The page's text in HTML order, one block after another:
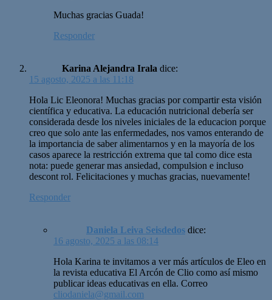
Muchas gracias Guada!
Responder
Karina Alejandra Irala dice:
15 agosto, 2025 a las 11:18
Hola Lic Eleonora! Muchas gracias por compartir esta visión
científica y educativa. La educación nutricional debería ser
considerada desde los niveles iniciales de la educacion porque
creo que solo ante las enfermedades, nos vamos enterando de
la importancia de saber alimentarnos y en la mayoría de los
casos aparece la restricción extrema que tal como dice esta
nota: puede generar mas ansiedad, compulsion e incluso
descont rol. Felicitaciones y muchas gracias, nuevamente!
Responder
Daniela Leiva Seisdedos dice:
16 agosto, 2025 a las 08:14
Hola Karina te invitamos a ver más artículos de Eleo en
la revista educativa El Arcón de Clio como así mismo
publicar ideas educativas en ella. Correo
cliodaniela@gmail.com